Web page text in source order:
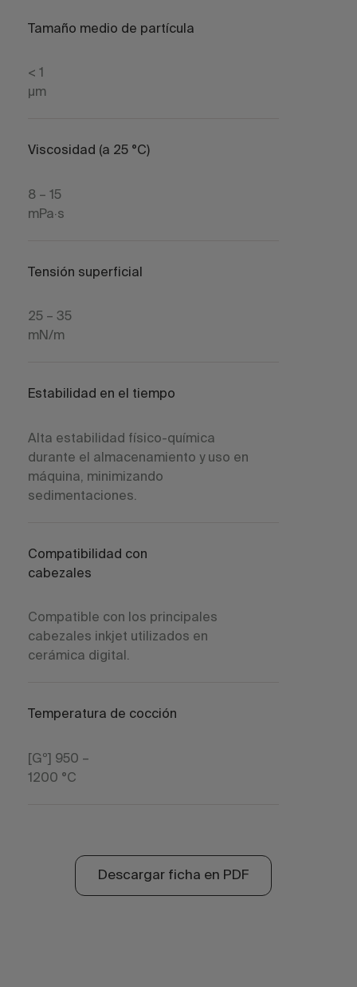
Tamaño medio de partícula
< 1
µm
Viscosidad (a 25 °C)
8 – 15
mPa·s
Tensión superficial
25 – 35
mN/m
Estabilidad en el tiempo
Alta estabilidad físico-química
durante el almacenamiento y uso en
máquina, minimizando
sedimentaciones.
Compatibilidad con
cabezales
Compatible con los principales
cabezales inkjet utilizados en
cerámica digital.
Temperatura de cocción
[Gº] 950 –
1200 °C
Descargar ficha en PDF